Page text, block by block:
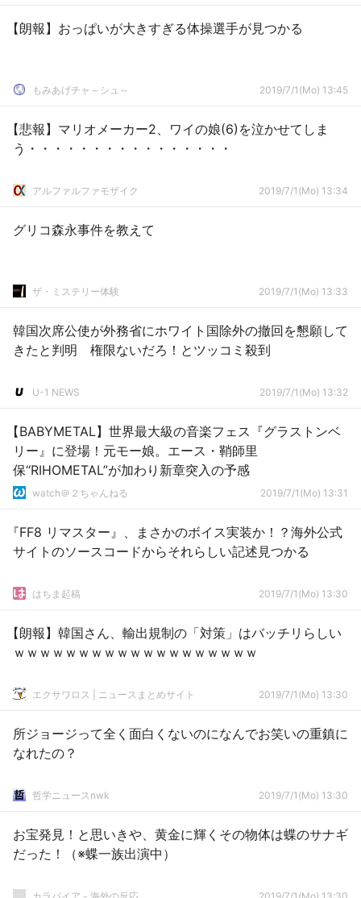
【朗報】おっぱいが大きすぎる体操選手が見つかる
もみあげチャ～シュ～ 2019/7/1(Mo) 13:45
【悲報】マリオメーカー2、ワイの娘(6)を泣かせてしま
う・・・・・・・・・・・・・・・・
アルファルファモザイク 2019/7/1(Mo) 13:34
グリコ森永事件を教えて
ザ・ミステリー体験 2019/7/1(Mo) 13:33
韓国次席公使が外務省にホワイト国除外の撤回を懇願して
きたと判明 権限ないだろ！とツッコミ殺到
U-1 NEWS 2019/7/1(Mo) 13:32
【BABYMETAL】世界最大級の音楽フェス『グラストンベ
リー』に登場！元モー娘。エース・鞘師里
保“RIHOMETAL”が加わり新章突入の予感
watch＠２ちゃんねる 2019/7/1(Mo) 13:31
『FF8 リマスター』、まさかのボイス実装か！？海外公式
サイトのソースコードからそれらしい記述見つかる
はちま起稿 2019/7/1(Mo) 13:30
【朗報】韓国さん、輸出規制の「対策」はバッチリらしい
ｗｗｗｗｗｗｗｗｗｗｗｗｗｗｗｗｗｗｗ
エクサワロス | ニュースまとめサイト 2019/7/1(Mo) 13:30
所ジョージって全く面白くないのになんでお笑いの重鎮に
なれたの？
哲学ニュースnwk 2019/7/1(Mo) 13:30
お宝発見！と思いきや、黄金に輝くその物体は蝶のサナギ
だった！（※蝶一族出演中）